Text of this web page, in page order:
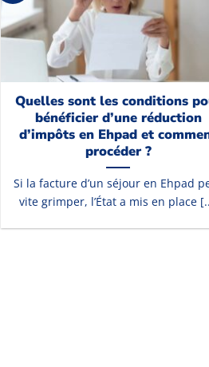
Quelles sont les conditions
bénéficier d’une réduction
d’impôts en Ehpad et
procéder ?
Si la facture d’un séjour en Ehpad
vite grimper, l’État a mis en place